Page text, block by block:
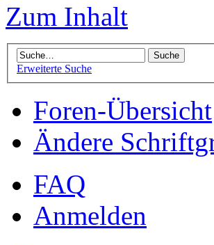
Zum Inhalt
Erweiterte Suche
Foren-Übersicht
Ändere
FAQ
Anmelden